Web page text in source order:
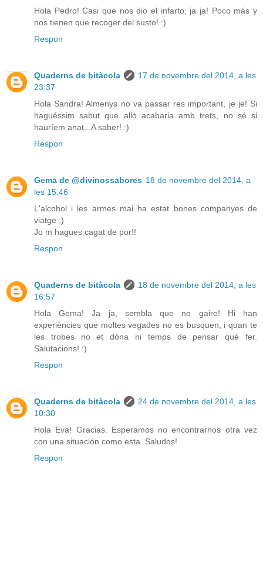
Hola Pedro! Casi que nos dio el infarto, ja ja! Poco más y
nos tienen que recoger del susto! :)
Respon
Quaderns de bitàcola
17 de novembre del 2014, a les
23:37
Hola Sandra! Almenys no va passar res important, je je! Si
haguéssim sabut que allò acabaria amb trets, no sé si
hauríem anat...A saber! :)
Respon
Gema de @divinossabores 18 de novembre del 2014, a
les 15:46
L'alcohol i les armes mai ha estat bones companyes de
viatge ;)
Jo m hagues cagat de por!!
Respon
Quaderns de bitàcola
18 de novembre del 2014, a les
16:57
Hola Gema! Ja ja, sembla que no gaire! Hi han
experiències que moltes vegades no es busquen, i quan te
les trobes no et dóna ni temps de pensar què fer.
Salutacions! :)
Respon
Quaderns de bitàcola
24 de novembre del 2014, a les
10:30
Hola Eva! Gracias. Esperamos no encontrarnos otra vez
con una situación como esta. Saludos!
Respon